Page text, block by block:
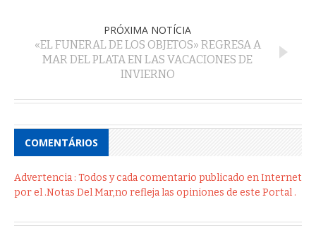
PRÓXIMA NOTÍCIA
«EL FUNERAL DE LOS OBJETOS» REGRESA A
MAR DEL PLATA EN LAS VACACIONES DE
INVIERNO
COMENTÁRIOS
Advertencia : Todos y cada comentario publicado en Internet
por el .Notas Del Mar,no refleja las opiniones de este Portal .